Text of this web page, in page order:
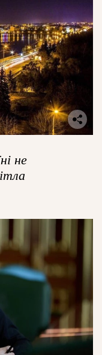
не